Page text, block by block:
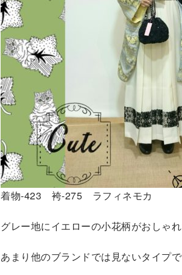
着物-423 袴-275 ラフィネモカ
グレー地にイエローの小花柄がおしゃ
あまり他のブランドでは見ないタイプ